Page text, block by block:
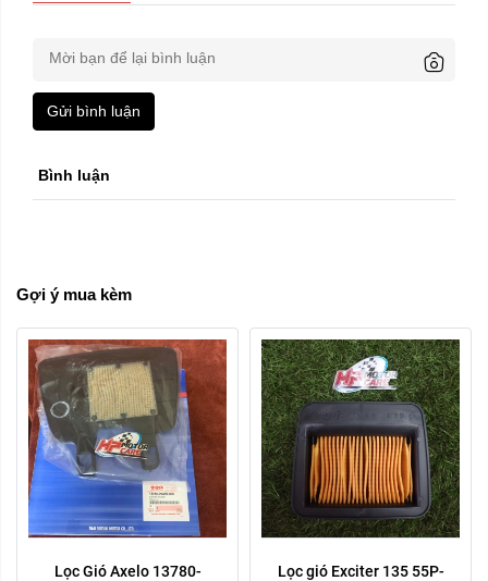
Gửi bình luận
Bình luận
Gợi ý mua kèm
Lọc Gió Axelo 13780-
Lọc gió Exciter 135 55P-